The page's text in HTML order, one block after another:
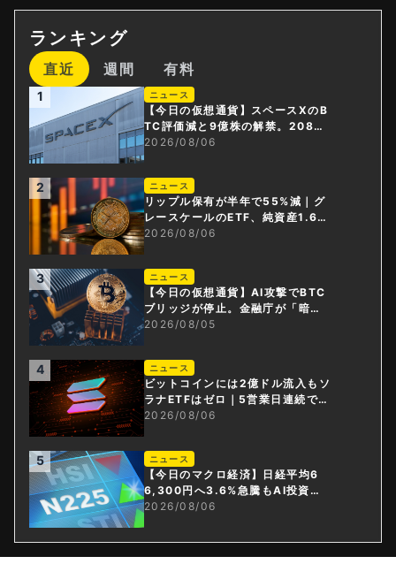
ランキング
直近 週間 有料
1 ニュース
【今日の仮想通貨】スペースXのB
TC評価減と9億株の解禁。208億
円相当のBTCが盗難
2026/08/06
2 ニュース
リップル保有が半年で55%減｜グ
レースケールのETF、純資産1.6億
ドル減
2026/08/06
3 ニュース
【今日の仮想通貨】AI攻撃でBTC
ブリッジが停止。金融庁が「暗号
資産・ステーブルコイン課」新設
2026/08/05
4 ニュース
ビットコインには2億ドル流入もソ
ラナETFはゼロ｜5営業日連続で停
止
2026/08/06
5 ニュース
【今日のマクロ経済】日経平均6
6,300円へ3.6%急騰もAI投資回
収懸念が再燃
2026/08/06